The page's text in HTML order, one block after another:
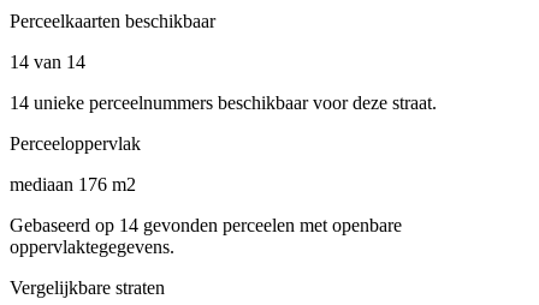
Perceelkaarten beschikbaar
14 van 14
14 unieke perceelnummers beschikbaar voor deze straat.
Perceeloppervlak
mediaan 176 m2
Gebaseerd op 14 gevonden perceelen met openbare
oppervlaktegegevens.
Vergelijkbare straten